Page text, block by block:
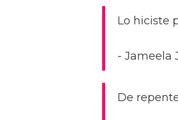
Lo hiciste
- Jameela
De